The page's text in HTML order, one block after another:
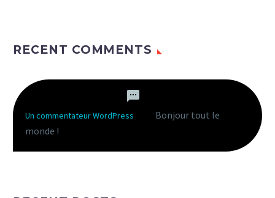
RECENT COMMENTS
Un commentateur WordPress
Bonjour tout le
monde !